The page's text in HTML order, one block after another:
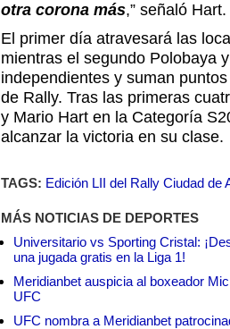
otra corona más,” señaló Hart.
El primer día atravesará las
mientras el segundo Polobaya
independientes y suman
de Rally. Tras las primeras
y Mario Hart en la Categoría
alcanzar la victoria en su clase.
TAGS: Edición LII del Rally Ciudad de
MÁS NOTICIAS DE DEPORTES
Universitario vs Sporting Cristal:
una jugada gratis en la Liga 1!
Meridianbet auspicia al boxeador
UFC
UFC nombra a Meridianbet